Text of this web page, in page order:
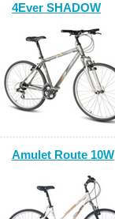
4Ever SHADOW
Amulet Route 10W